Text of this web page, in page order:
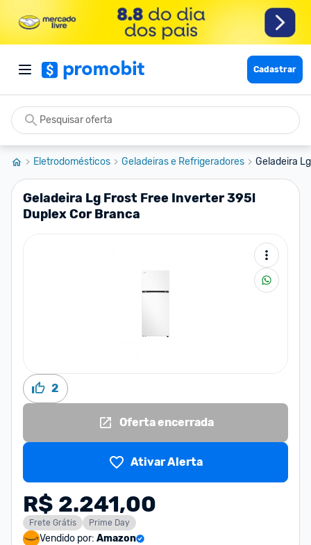
Cadastrar
Eletrodomésticos Geladeiras e Refrigeradores Geladeira
Geladeira Lg Frost Free Inverter 395l
Duplex Cor Branca
2
Oferta encerrada
Ativar Alerta
R$ 2.241,00
Frete Grátis Prime Day
Vendido por: Amazon